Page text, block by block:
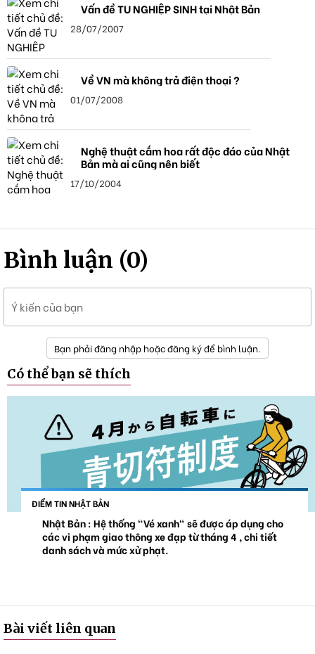
Vấn đề TU NGHIỆP SINH tại Nhật Bản
28/07/2007
Về VN mà không trả điện thoại ?
01/07/2008
Nghệ thuật cắm hoa rất độc đáo của Nhật
Bản mà ai cũng nên biết
17/10/2004
Bình luận (0)
Ý kiến của bạn
Bạn phải đăng nhập hoặc đăng ký để bình luận.
Có thể bạn sẽ thích
ĐIỂM TIN NHẬT BẢN
Nhật Bản : Hệ thống "Vé xanh" sẽ được áp dụng cho
các vi phạm giao thông xe đạp từ tháng 4 , chi tiết
danh sách và mức xử phạt.
Bài viết liên quan